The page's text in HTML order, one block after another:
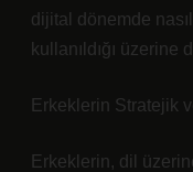
dijital dönemde
kullanıldığı üzerine
Erkeklerin Stratejik
Erkeklerin, dil